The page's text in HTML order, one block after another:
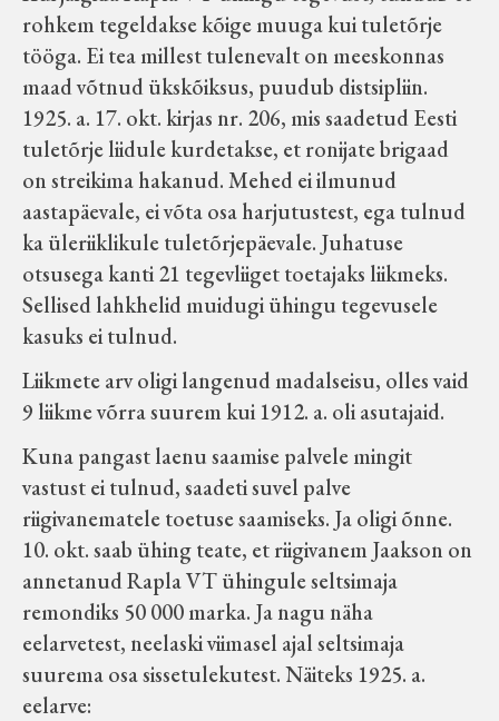
rohkem tegeldakse kõige muuga kui tuletõrje
tööga. Ei tea millest tulenevalt on meeskonnas
maad võtnud ükskõiksus, puudub distsipliin.
1925. a. 17. okt. kirjas nr. 206, mis saadetud Eesti
tuletõrje liidule kurdetakse, et ronijate brigaad
on streikima hakanud. Mehed ei ilmunud
aastapäevale, ei võta osa harjutustest, ega tulnud
ka üleriiklikule tuletõrjepäevale. Juhatuse
otsusega kanti 21 tegevliiget toetajaks liikmeks.
Sellised lahkhelid muidugi ühingu tegevusele
kasuks ei tulnud.
Liikmete arv oligi langenud madalseisu, olles vaid
9 liikme võrra suurem kui 1912. a. oli asutajaid.
Kuna pangast laenu saamise palvele mingit
vastust ei tulnud, saadeti suvel palve
riigivanematele toetuse saamiseks. Ja oligi õnne.
10. okt. saab ühing teate, et riigivanem Jaakson on
annetanud Rapla VT ühingule seltsimaja
remondiks 50 000 marka. Ja nagu näha
eelarvetest, neelaski viimasel ajal seltsimaja
suurema osa sissetulekutest. Näiteks 1925. a.
eelarve: